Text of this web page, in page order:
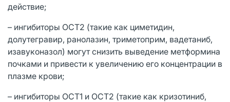
действие;
– ингибиторы ОСТ2 (такие как циметидин,
долутегравир, ранолазин, триметоприм, вадетаниб,
изавуконазол) могут снизить выведение метформина
почками и привести к увеличению его концентрации в
плазме крови;
– ингибиторы ОСТ1 и ОСТ2 (такие как кризотиниб,